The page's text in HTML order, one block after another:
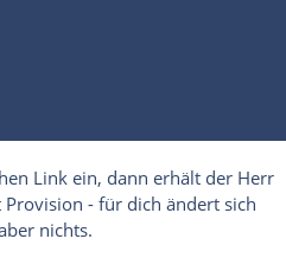
Link ein, dann erhält der Herr
- für dich ändert sich
nichts.